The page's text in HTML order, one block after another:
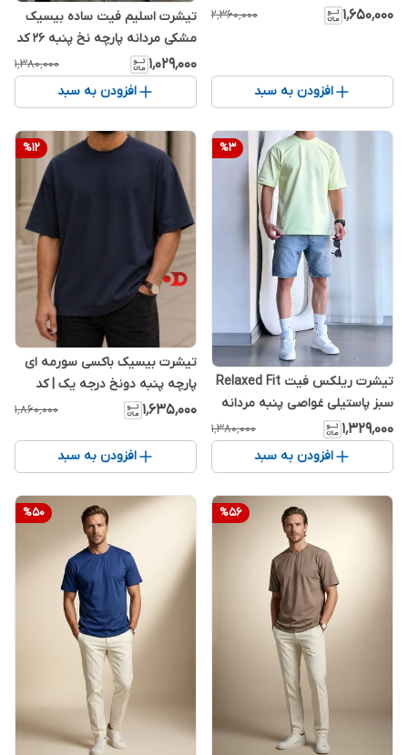
ماکان دورس دو نخ | اورجینال دیلم
۱٬۶۵۰٬۰۰۰ ۲٬۳۶۰٬۰۰۰
افزودن به سبد
تیشرت اسلیم فیت ساده بیسیک
مشکی مردانه پارچه نخ پنبه ۲۶ کد
۹۶۷
۱٬۰۲۹٬۰۰۰ ۱٬۳۸۰٬۰۰۰
افزودن به سبد
%3
تیشرت ریلکس فیت Relaxed Fit
سبز پاستیلی غواصی پنبه مردانه
استایل شیک 2026
۱٬۳۲۹٬۰۰۰ ۱٬۳۸۰٬۰۰۰
افزودن به سبد
%12
تیشرت بیسیک باکسی سورمه ای
پارچه پنبه دونخ درجه یک | کد
R858
۱٬۶۳۵٬۰۰۰ ۱٬۸۶۰٬۰۰۰
افزودن به سبد
%56
%50